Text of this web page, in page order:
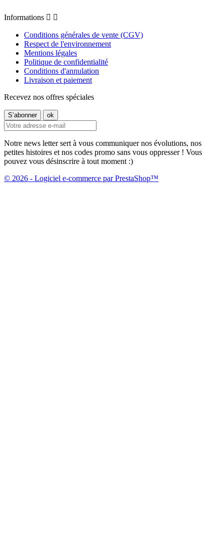
Informations  
Conditions générales de vente (CGV)
Respect de l'environnement
Mentions légales
Politique de confidentialité
Conditions d'annulation
Livraison et paiement
Recevez nos offres spéciales
Notre news letter sert à vous communiquer nos évolutions, nos
petites histoires et nos codes promo sans vous oppresser ! Vous
pouvez vous désinscrire à tout moment :)
© 2026 - Logiciel e-commerce par PrestaShop™